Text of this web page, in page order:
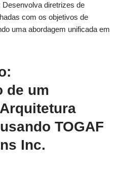
Desenvolva diretrizes de
com os objetivos de
uma abordagem unificada em
de um
TOGAF
Inc.